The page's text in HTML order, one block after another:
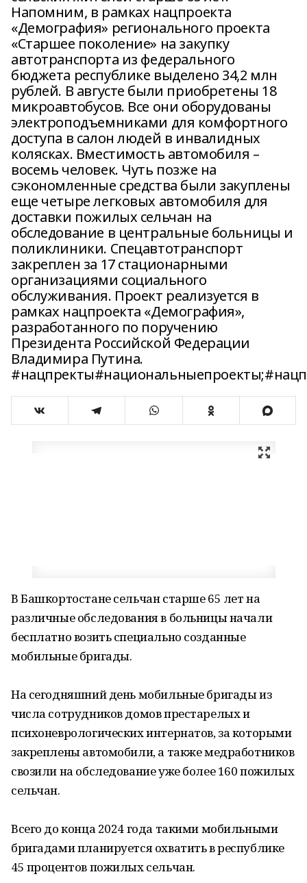
Напомним, в рамках нацпроекта
«Демография» регионального проекта
«Старшее поколение» на закупку
автотранспорта из федерального
бюджета республике выделено 34,2 млн
рублей. В августе были приобретены 18
микроавтобусов. Все они оборудованы
электроподъемниками для комфортного
доступа в салон людей в инвалидных
колясках. Вместимость автомобиля –
восемь человек. Чуть позже на
сэкономленные средства были закуплены
еще четыре легковых автомобиля для
доставки пожилых сельчан на
обследование в центральные больницы и
поликлиники. Спецавтотранспорт
закреплен за 17 стационарными
организациями социального
обслуживания. Проект реализуется в
рамках нацпроекта «Демография»,
разработанного по поручению
Президента Российской Федерации
Владимира Путина.
В Башкортостане сельчан старше 65 лет на
различные обследования в больницы начали
бесплатно возить специально созданные
мобильные бригады.
На сегодняшний день мобильные бригады из
числа сотрудников домов престарелых и
психоневрологических интернатов, за которыми
закреплены автомобили, а также медработников
свозили на обследование уже более 160 пожилых
сельчан.
Всего до конца 2024 года такими мобильными
бригадами планируется охватить в республике
45 процентов пожилых сельчан.